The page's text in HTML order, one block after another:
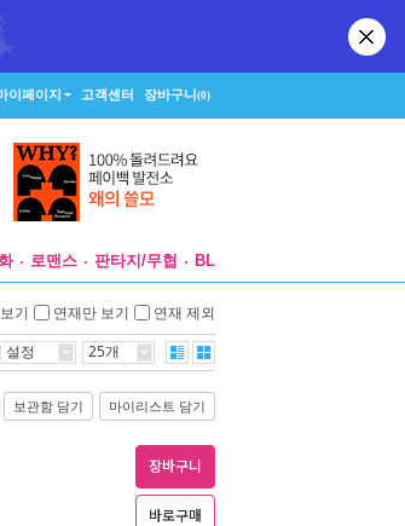
이페이지 고객센터 장바구니(0)
로맨스 판타지/무협 BL
기 연재만 보기 연재 제외
설정 25개
보관함 담기 마이리스트 담기
장바구니
바로구매